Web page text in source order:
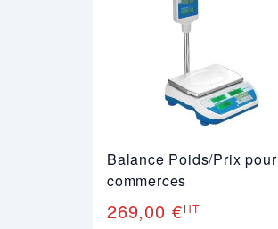
Balance Poids/Prix pour
commerces
269,00 €HT